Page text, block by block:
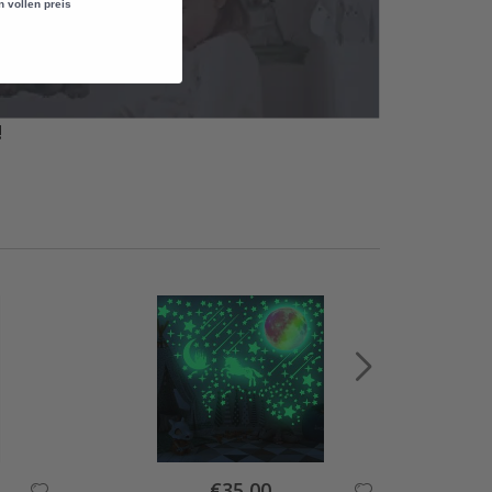
Special
vollen preis